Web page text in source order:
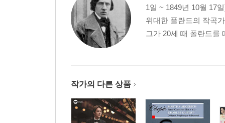
1일 ~ 1849년 10월 17
위대한 폴란드의 작곡
그가 20세 때 폴란드를
작가의 다른 상품